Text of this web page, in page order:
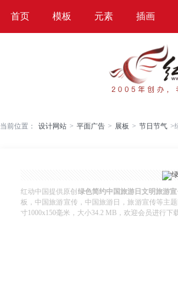
首页 模板 元素 插画
当前位置： 设计网站 > 平面广告 > 展板 > 节日节气 >
红动中国提供原创 绿色简约中国旅游日文明旅游
板，中国旅游宣传，中国旅游日，旅游宣传等主
寸1000x150毫米，大小34.2 MB，欢迎会员进行下载